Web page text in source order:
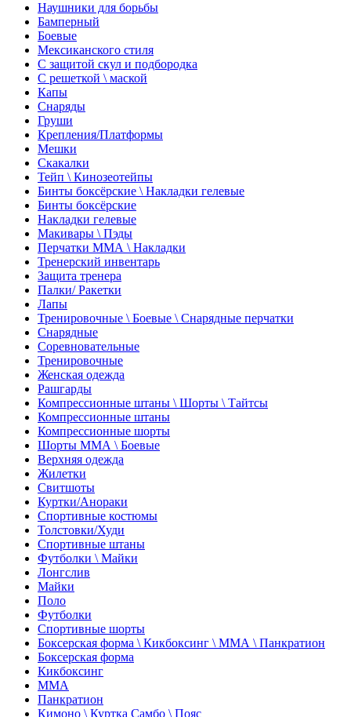
Наушники для борьбы
Бамперный
Боевые
Мексиканского стиля
С защитой скул и подбородка
С решеткой \ маской
Капы
Снаряды
Груши
Крепления/Платформы
Мешки
Скакалки
Тейп \ Кинозеотейпы
Бинты боксёрские \ Накладки гелевые
Бинты боксёрские
Накладки гелевые
Макивары \ Пэды
Перчатки ММА \ Накладки
Тренерский инвентарь
Защита тренера
Палки/ Ракетки
Лапы
Тренировочные \ Боевые \ Снарядные перчатки
Снарядные
Соревновательные
Тренировочные
Женская одежда
Рашгарды
Компрессионные штаны \ Шорты \ Тайтсы
Компрессионные штаны
Компрессионные шорты
Шорты ММА \ Боевые
Верхняя одежда
Жилетки
Свитшоты
Куртки/Анораки
Спортивные костюмы
Толстовки/Худи
Спортивные штаны
Футболки \ Майки
Лонгслив
Майки
Поло
Футболки
Спортивные шорты
Боксерская форма \ Кикбоксинг \ ММА \ Панкратион
Боксерская форма
Кикбоксинг
ММА
Панкратион
Кимоно \ Куртка Самбо \ Пояс